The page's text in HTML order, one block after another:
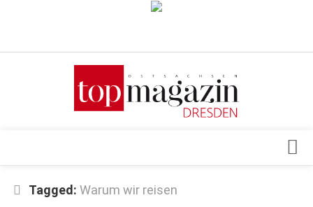
Verkaufsstellen
Top Gesundheitsforum Dresden / Ostsachsen
Tagged: Warum wir reisen